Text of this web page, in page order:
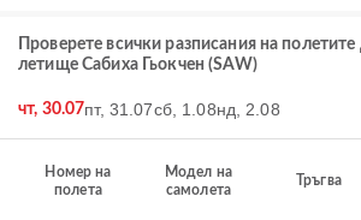
Проверете всички разписания на
летище Сабиха Гьокчен (SAW)
чт, 30.07пт, 31.07сб, 1.08нд, 2.08
Номер на
полета
Модел на
самолета
Тръгва